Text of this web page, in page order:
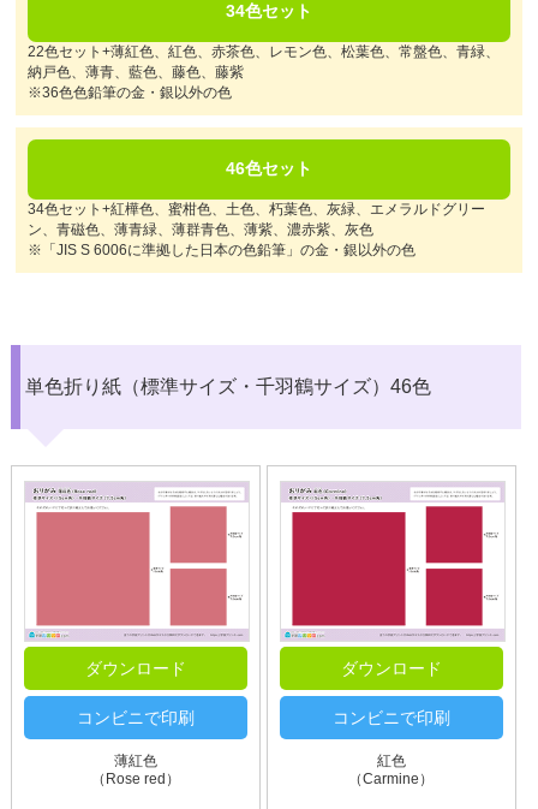
34色セット
22色セット+薄紅色、紅色、赤茶色、レモン色、松葉色、常盤色、青緑、
納戸色、薄青、藍色、藤色、藤紫
※36色色鉛筆の金・銀以外の色
46色セット
34色セット+紅樺色、蜜柑色、土色、朽葉色、灰緑、エメラルドグリー
ン、青磁色、薄青緑、薄群青色、薄紫、濃赤紫、灰色
※「JIS S 6006に準拠した日本の色鉛筆」の金・銀以外の色
単色折り紙（標準サイズ・千羽鶴サイズ）46色
ダウンロード
コンビニで印刷
薄紅色
（Rose red）
ダウンロード
コンビニで印刷
紅色
（Carmine）